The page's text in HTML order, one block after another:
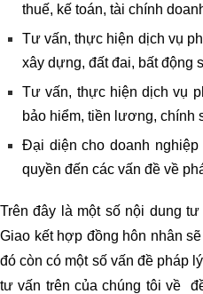
thuế, kế toán, tài chính
Tư vấn, thực hiện dịch vụ
xây dựng, đất đai, bất động
Tư vấn, thực hiện dịch vụ
bảo hiểm, tiền lương, chính
Đại diện cho doanh
quyền đến các vấn đề về
Trên đây là một số nội dung
Giao kết hợp đồng hôn nhân
đó còn có một số vấn đề pháp
tư vấn trên của chúng tôi về